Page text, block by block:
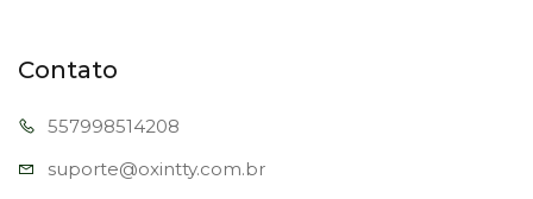
Contato
557998514208
suporte@oxintty.com.br